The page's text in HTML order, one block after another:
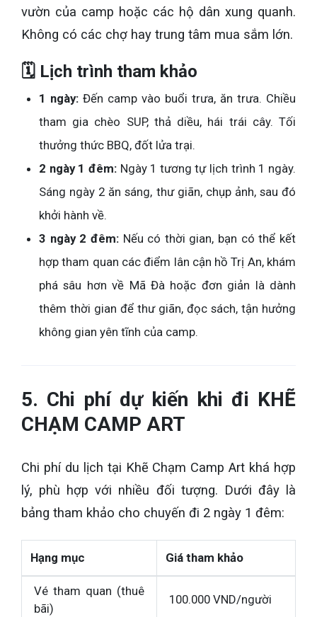
vườn của camp hoặc các hộ dân xung quanh.
Không có các chợ hay trung tâm mua sắm lớn.
🗓️ Lịch trình tham khảo
1 ngày: Đến camp vào buổi trưa, ăn trưa. Chiều
tham gia chèo SUP, thả diều, hái trái cây. Tối
thưởng thức BBQ, đốt lửa trại.
2 ngày 1 đêm:Ngày 1 tương tự lịch trình 1 ngày.
Sáng ngày 2 ăn sáng, thư giãn, chụp ảnh, sau đó
khởi hành về.
3 ngày 2 đêm:Nếu có thời gian, bạn có thể kết
hợp tham quan các điểm lân cận hồ Trị An, khám
phá sâu hơn về Mã Đà hoặc đơn giản là dành
thêm thời gian để thư giãn, đọc sách, tận hưởng
không gian yên tĩnh của camp.
5. Chi phí dự kiến khi đi KHẼ
CHẠM CAMP ART
Chi phí du lịch tại Khẽ Chạm Camp Art khá hợp
lý, phù hợp với nhiều đối tượng. Dưới đây là
bảng tham khảo cho chuyến đi 2 ngày 1 đêm:
Hạng mục Giá tham khảo
Vé tham quan (thuê
bãi)
100.000 VND/người